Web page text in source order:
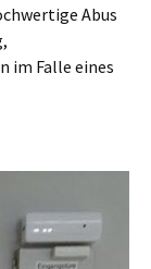
Abus
im Falle eines